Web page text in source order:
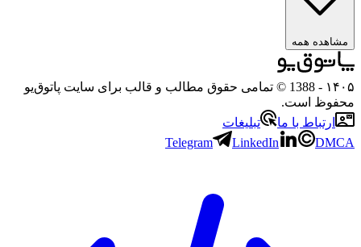
مشاهده همه
۱۴۰۵
- 1388 © تمامی حقوق مطالب و قالب برای سایت پاتوق‌یو
محفوظ است.
ارتباط با ما
تبلیغات
Telegram
LinkedIn DMCA